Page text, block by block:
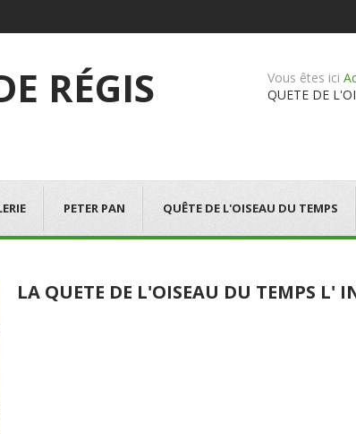
RÉGIS Vous êtes ici
QUETE DE
PETER PAN QUÊTE DE L'OISEAU DU TEMPS
LA QUETE DE L'OISEAU DU TEMPS L'